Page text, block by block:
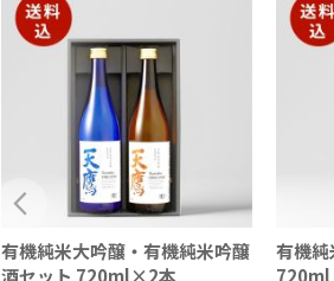
有機純米大吟醸・有機純米吟醸
酒セット 720ml×2本
有機純
720ml